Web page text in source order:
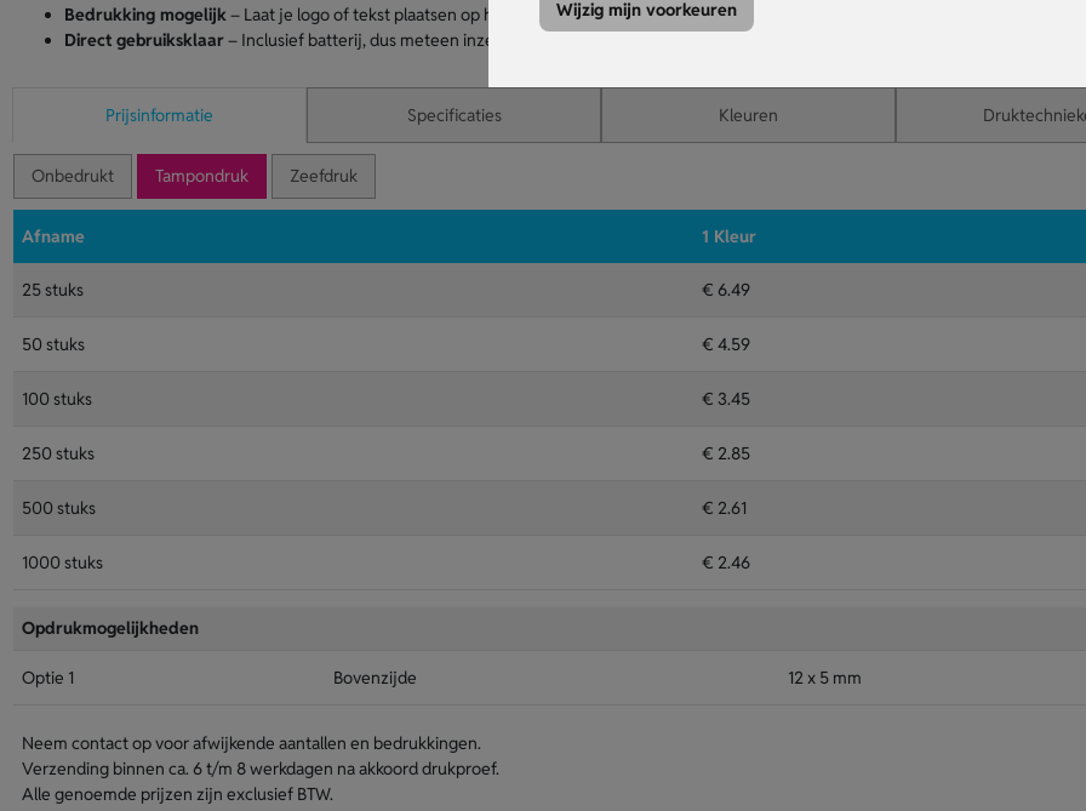
Wijzig mijn voorkeuren
Bedrukking mogelijk– Laat je logo of tekst plaatsen op het scherm of bandje.
Direct gebruiksklaar– Inclusief batterij, dus meteen inzetbaar.
Prijsinformatie Specificaties Kleuren
Onbedrukt Tampondruk Zeefdruk
Afname 1 Kleur
25 stuks € 6.49
50 stuks € 4.59
100 stuks € 3.45
250 stuks € 2.85
500 stuks € 2.61
1000 stuks € 2.46
Opdrukmogelijkheden
Optie 1 Bovenzijde 12 x 5 mm
Neem contact op voor afwijkende aantallen en bedrukkingen.
Verzending binnen ca. 6 t/m 8 werkdagen na akkoord drukproef.
Alle genoemde prijzen zijn exclusief BTW.